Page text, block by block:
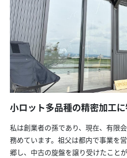
小ロット多品種の精密加工
私は創業者の孫であり、現在、有限
務めています。祖父は都内で事業を
郷し、中古の旋盤を譲り受けたこと